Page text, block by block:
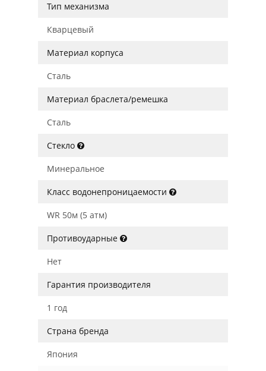
Тип механизма
Кварцевый
Материал корпуса
Сталь
Материал браслета/ремешка
Сталь
Стекло
Минеральное
Класс водонепроницаемости
WR 50м (5 атм)
Противоударные
Нет
Гарантия производителя
1 год
Страна бренда
Япония